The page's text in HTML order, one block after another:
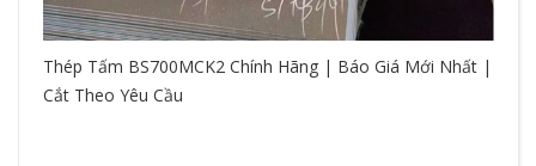
Thép Tấm BS700MCK2 Chính Hãng | Báo Giá Mới Nhất |
Cắt Theo Yêu Cầu